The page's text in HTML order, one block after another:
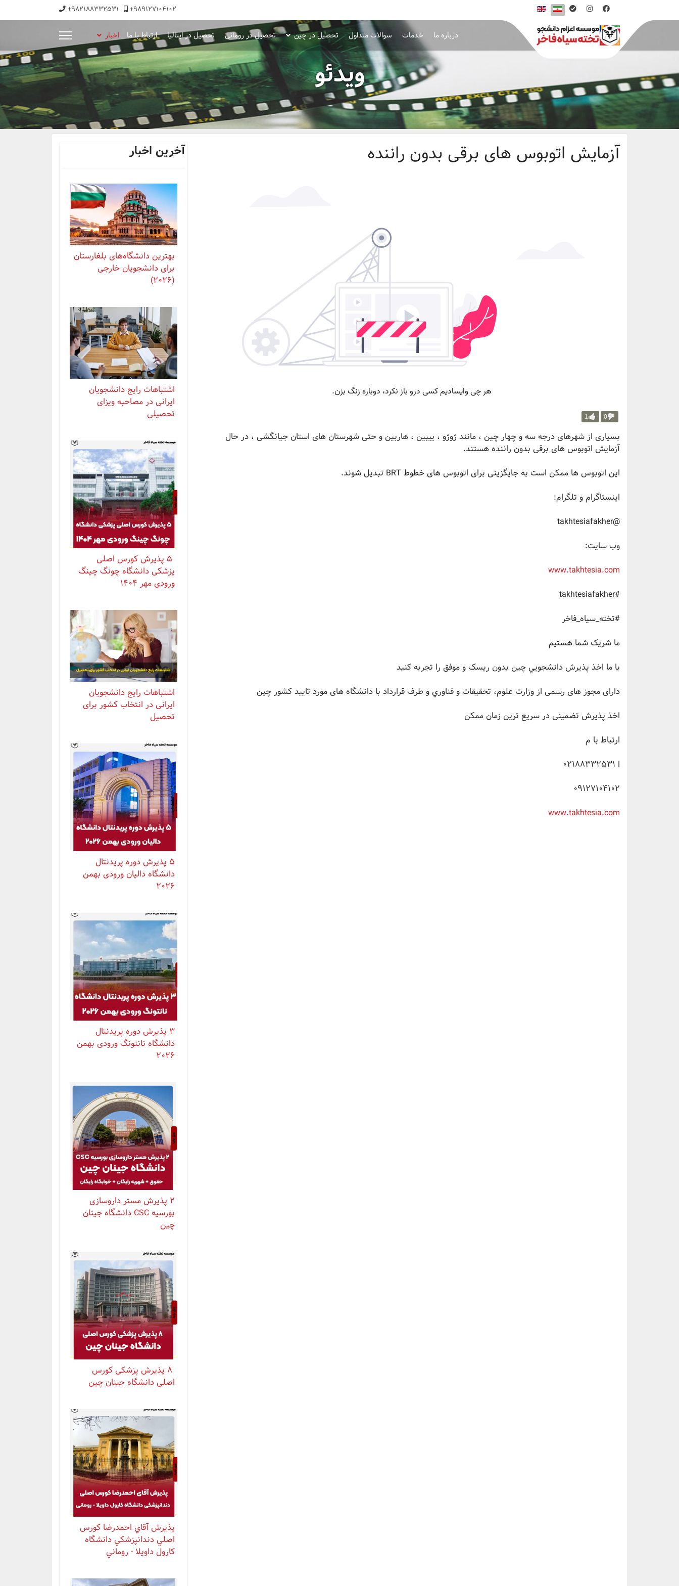
+982188332531 +989127104102
درباره ما خدمات سوالات متداول تحصیل در چین تحصیل در رومانی تحصیل در ایتالیا ارتباط با ما اخبار
ویدئو
آزمایش اتوبوس های برقی بدون راننده
0
1
بسیاری از شهرهای درجه سه و چهار چین ، مانند ژوژو ، ییبین ، هاربین و حتی شهرستان های استان جیانگشی ، در حال
آزمایش اتوبوس های برقی بدون راننده هستند.
این اتوبوس ها ممکن است به جایگزینی برای اتوبوس های خطوط BRT تبدیل شوند.
اينستاگرام و تلگرام:
@takhtesiafakher
وب سايت:
www.takhtesia.com
#takhtesiafakher
#تخته_سیاه_فاخر
ما شریک شما هستیم
با ما اخذ پذيرش دانشجويي چین بدون ریسک و موفق را تجربه کنید
دارای مجوز های رسمی از وزارت علوم، تحقيقات و فناوري و طرف قرارداد با دانشگاه های مورد تایید کشور چین
اخذ پذیرش تضمینی در سریع ترین زمان ممکن
ارتباط با م
ا ️02188332531
09127104102
www.takhtesia.com
آخرین اخبار
بهترین دانشگاه‌های بلغارستان
برای دانشجویان خارجی
(2026)
اشتباهات رایج دانشجویان
ایرانی در مصاحبه ویزای
تحصیلی
پزشکی دانشگاه چونگ چینگ
ورودی مهر ۱۴۰۴
اشتباهات رایج دانشجویان
ایرانی در انتخاب کشور برای
تحصیل
۵ پذیرش دوره پریدنتال
دانشگاه دالیان ورودی بهمن
۲۰۲۶
۳ پذیرش دوره پریدنتال
دانشگاه نانتونگ ورودی بهمن
۲۰۲۶
۲ پذیرش مستر داروسازی
بورسیه CSC دانشگاه جینان
چین
اصلی دانشگاه جینان چین
پذيرش آقاي احمدرضا كورس
اصلي دندانپزشكي دانشگاه
كارول داويلا - روماني